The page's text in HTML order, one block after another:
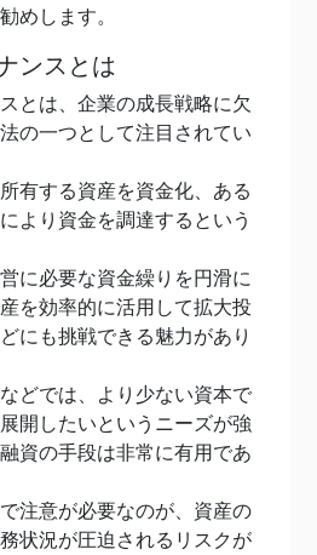
めします。
ンスとは
とは、企業の成長戦略に欠
の一つとして注目されてい
有する資産を資金化、ある
より資金を調達するという
に必要な資金繰りを円滑に
を効率的に活用して拡大投
にも挑戦できる魅力があり
どでは、より少ない資本で
開したいというニーズが強
資の手段は非常に有用であ
注意が必要なのが、資産の
状況が圧迫されるリスクが